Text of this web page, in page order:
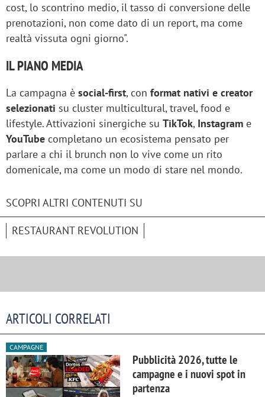
cost, lo scontrino medio, il tasso di conversione delle
prenotazioni, non come dato di un report, ma come
realtà vissuta ogni giorno".
IL PIANO MEDIA
La campagna è social-first, con format nativi e creator
selezionati su cluster multicultural, travel, food e
lifestyle. Attivazioni sinergiche su TikTok, Instagram e
YouTube completano un ecosistema pensato per
parlare a chi il brunch non lo vive come un rito
domenicale, ma come un modo di stare nel mondo.
SCOPRI ALTRI CONTENUTI SU
RESTAURANT REVOLUTION
ARTICOLI CORRELATI
CAMPAGNE
Pubblicità 2026, tutte le
campagne e i nuovi spot in
partenza